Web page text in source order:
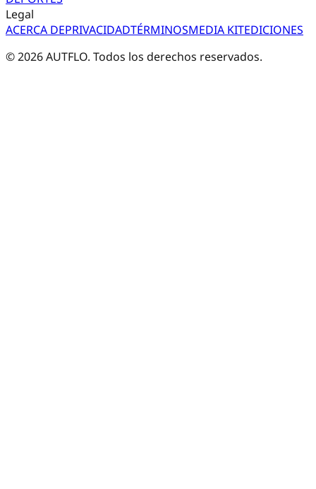
Legal
ACERCA DEPRIVACIDADTÉRMINOSMEDIA KITEDICIONES
©2026AUTFLO. Todos los derechos reservados.